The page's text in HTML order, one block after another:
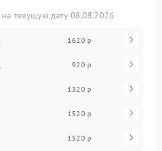
текущую дату 08.08.2026
1620 р
920 р
1320 р
1520 р
1520 р